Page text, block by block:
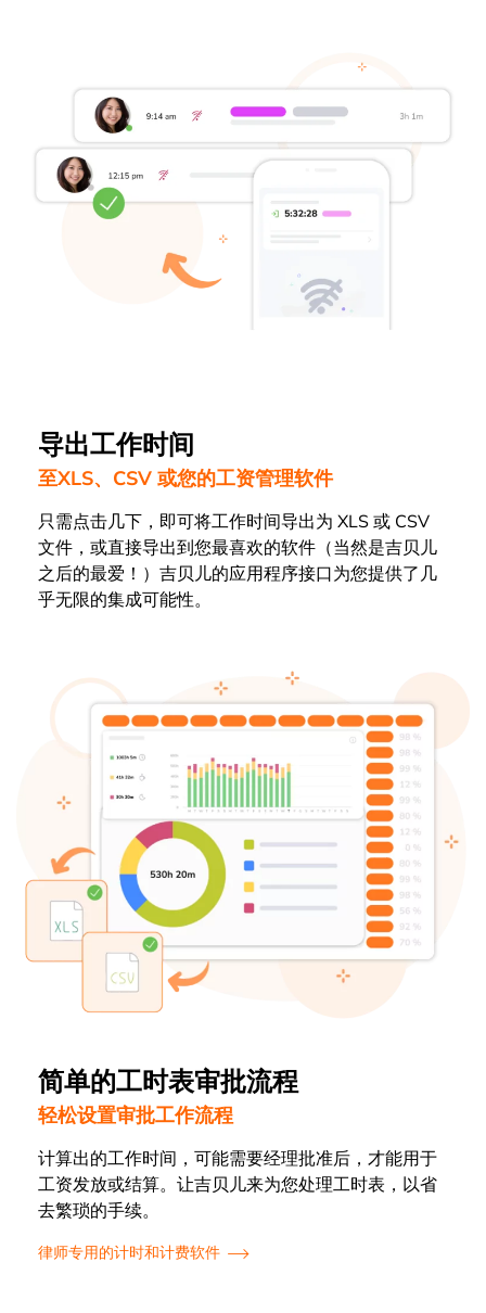
导出工作时间
至XLS、CSV 或您的工资管理软件
只需点击几下，即可将工作时间导出为 XLS 或 CSV
文件，或直接导出到您最喜欢的软件（当然是吉贝儿
之后的最爱！）吉贝儿的应用程序接口为您提供了几
乎无限的集成可能性。
简单的工时表审批流程
轻松设置审批工作流程
计算出的工作时间，可能需要经理批准后，才能用于
工资发放或结算。让吉贝儿来为您处理工时表，以省
去繁琐的手续。
律师专用的计时和计费软件